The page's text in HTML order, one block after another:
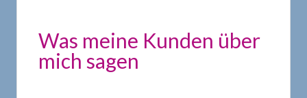
Was meine Kunden über
mich sagen